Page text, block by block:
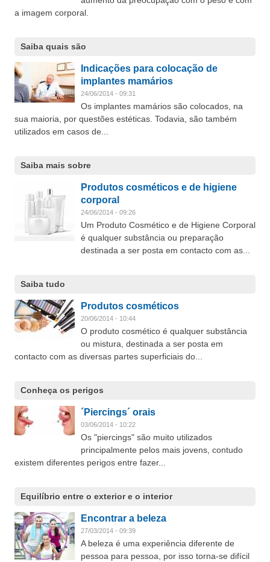
a imagem corporal.
Saiba quais são
Indicações para colocação de
implantes mamários
24/06/2014 - 09:31
Os implantes mamários são colocados, na
sua maioria, por questões estéticas. Todavia, são também
utilizados em casos de...
Saiba mais sobre
Produtos cosméticos e de higiene
corporal
24/06/2014 - 09:26
Um Produto Cosmético e de Higiene Corporal
é qualquer substância ou preparação
destinada a ser posta em contacto com as...
Saiba tudo
Produtos cosméticos
20/06/2014 - 10:44
O produto cosmético é qualquer substância
ou mistura, destinada a ser posta em
contacto com as diversas partes superficiais do...
Conheça os perigos
´Piercings´ orais
03/06/2014 - 10:22
Os "piercings" são muito utilizados
principalmente pelos mais jovens, contudo
existem diferentes perigos entre fazer...
Equilíbrio entre o exterior e o interior
Encontrar a beleza
27/03/2014 - 09:39
A beleza é uma experiência diferente de
pessoa para pessoa, por isso torna-se difícil